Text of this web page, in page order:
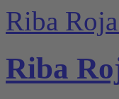
Riba
Riba